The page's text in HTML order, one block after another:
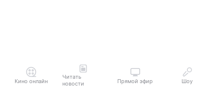
Кино онлайн
Читать
новости
Прямой эфир Шоу